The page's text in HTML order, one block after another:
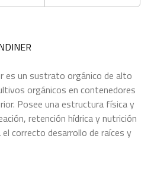
es un sustrato orgánico de alto
orgánicos en contenedores
Posee una estructura física y
retención hídrica y nutrición
correcto desarrollo de raíces y